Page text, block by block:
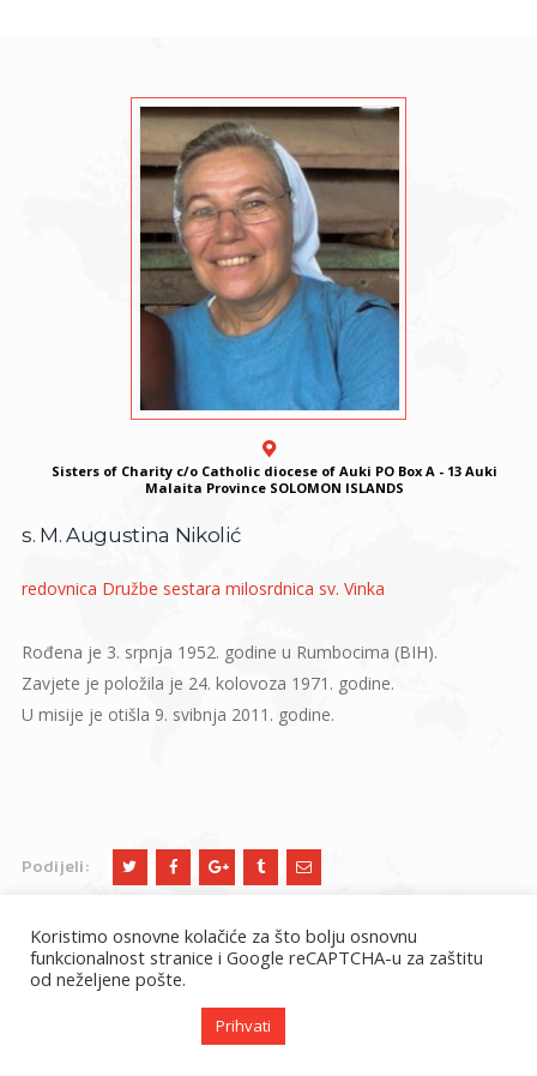
Sisters of Charity c/o Catholic diocese of Auki PO Box A - 13 Auki
Malaita Province SOLOMON ISLANDS
s. M. Augustina Nikolić
redovnica Družbe sestara milosrdnica sv. Vinka
Rođena je 3. srpnja 1952. godine u Rumbocima (BIH).
Zavjete je položila je 24. kolovoza 1971. godine.
U misije je otišla 9. svibnja 2011. godine.
Podijeli:
Koristimo osnovne kolačiće za što bolju osnovnu
funkcionalnost stranice i Google reCAPTCHA-u za zaštitu
od neželjene pošte.
Prihvati